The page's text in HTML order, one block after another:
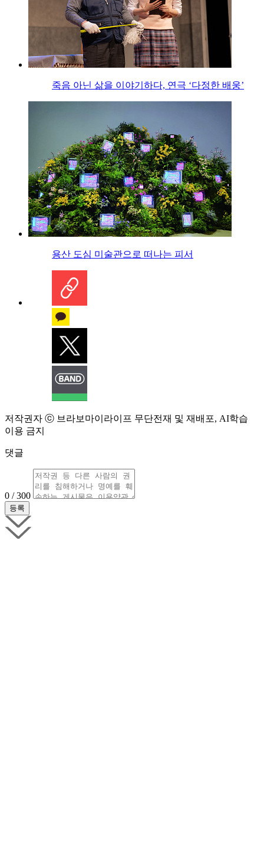
죽음 아닌 삶을 이야기하다, 연극 ‘다정한 배웅’
용산 도심 미술관으로 떠나는 피서
저작권자 ⓒ 브라보마이라이프 무단전재 및 재배포, AI학습
이용 금지
댓글
0 / 300